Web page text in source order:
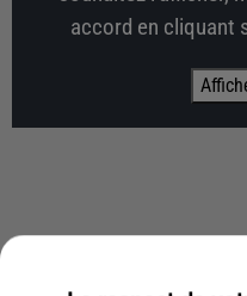
accord en cliquant